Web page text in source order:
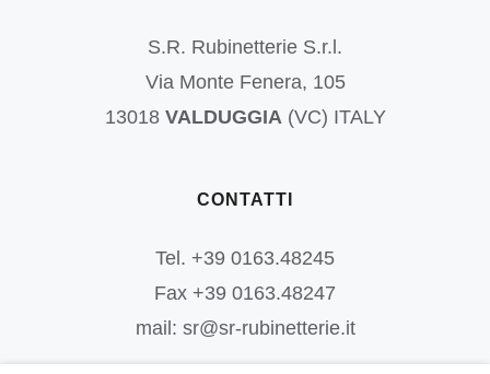
S.R. Rubinetterie S.r.l.
Via Monte Fenera, 105
13018 VALDUGGIA(VC) ITALY
CONTATTI
Tel. +39 0163.48245
Fax +39 0163.48247
mail: sr@sr-rubinetterie.it